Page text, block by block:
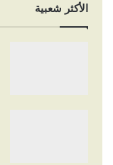
الأكثر شعبية